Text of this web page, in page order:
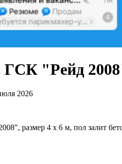
ГСК "Рейд
2026
размер 4 х 6 м, пол залит